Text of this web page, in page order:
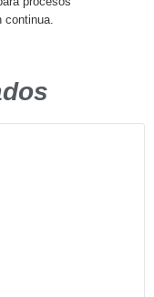
continua.